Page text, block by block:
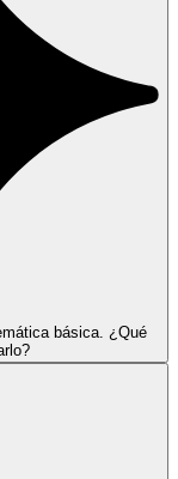
básica. ¿Qué